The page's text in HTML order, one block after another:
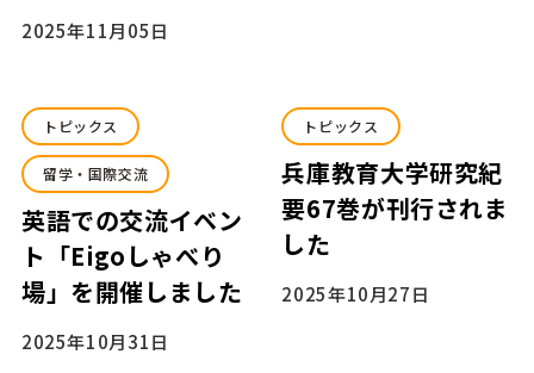
2025年11月05日
トピックス
留学・国際交流
英語での交流イベン
ト「Eigoしゃべり
場」を開催しました
2025年10月31日
トピックス
兵庫教育大学研究紀
要67巻が刊行されま
した
2025年10月27日